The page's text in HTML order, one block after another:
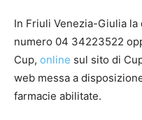
In Friuli Venezia-Giulia la
numero 04 34223522
Cup, online sul sito di
web messa a
farmacie abilitate.